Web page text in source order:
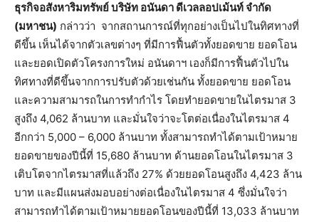
ธุรกิจอสังหาริมทรัพย์ บริษัท อนันดา ดีเวลลอปเม้นท์ จำกัด
(มหาชน) กล่าวว่า จากสถานการณ์ที่ทุกอย่างเป็นไปในทิศทางที่
ดีขึ้น เห็นได้จากตัวเลขต่างๆ ที่มีการฟื้นตัวทั้งยอดขาย ยอดโอน
และยอดเปิดตัวโครงการใหม่ อนันดาฯ เองก็มีการฟื้นตัวไปใน
ทิศทางที่ดีขึ้นจากการปรับตัวด้วยเช่นกัน ทั้งยอดขาย ยอดโอน
และความสามารถในการทำกำไร โดยทำยอดขายในไตรมาส 3
สูงถึง 4,062 ล้านบาท และมั่นใจว่าจะโตต่อเนื่องในไตรมาส 4
อีกกว่า 5,000 – 6,000 ล้านบาท ทั้งสามารถทำได้ตามเป้าหมาย
ยอดขายของปีนี้ที่ 15,680 ล้านบาท ด้านยอดโอนในไตรมาส 3
เติบโตจากไตรมาสที่แล้วถึง 27% ด้วยยอดโอนสูงถึง 4,423 ล้าน
บาท และมีแผนส่งมอบอย่างต่อเนื่องในไตรมาส 4 ซึ่งมั่นใจว่า
สามารถทำได้ตามเป้าหมายยอดโอนของปีนี้ที่ 13,033 ล้านบาท